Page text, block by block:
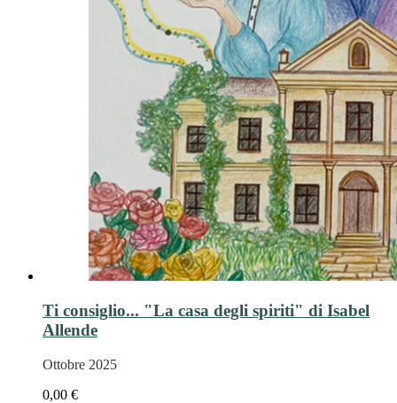
Ti consiglio... "La casa degli spiriti" di Isabel
Allende
Ottobre 2025
0,00 €